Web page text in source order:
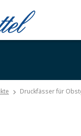
Druckfässer für